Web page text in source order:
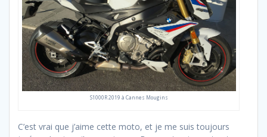
S1000R 2019 à Cannes Mougins
C’est vrai que j’aime cette moto, et je me suis toujours